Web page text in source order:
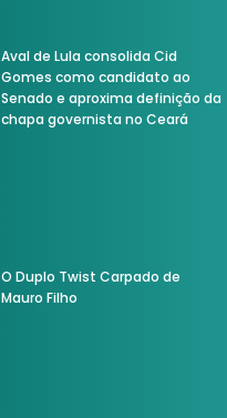
Aval de Lula consolida Cid
Gomes como candidato ao
Senado e aproxima definição da
chapa governista no Ceará
O Duplo Twist Carpado de
Mauro Filho